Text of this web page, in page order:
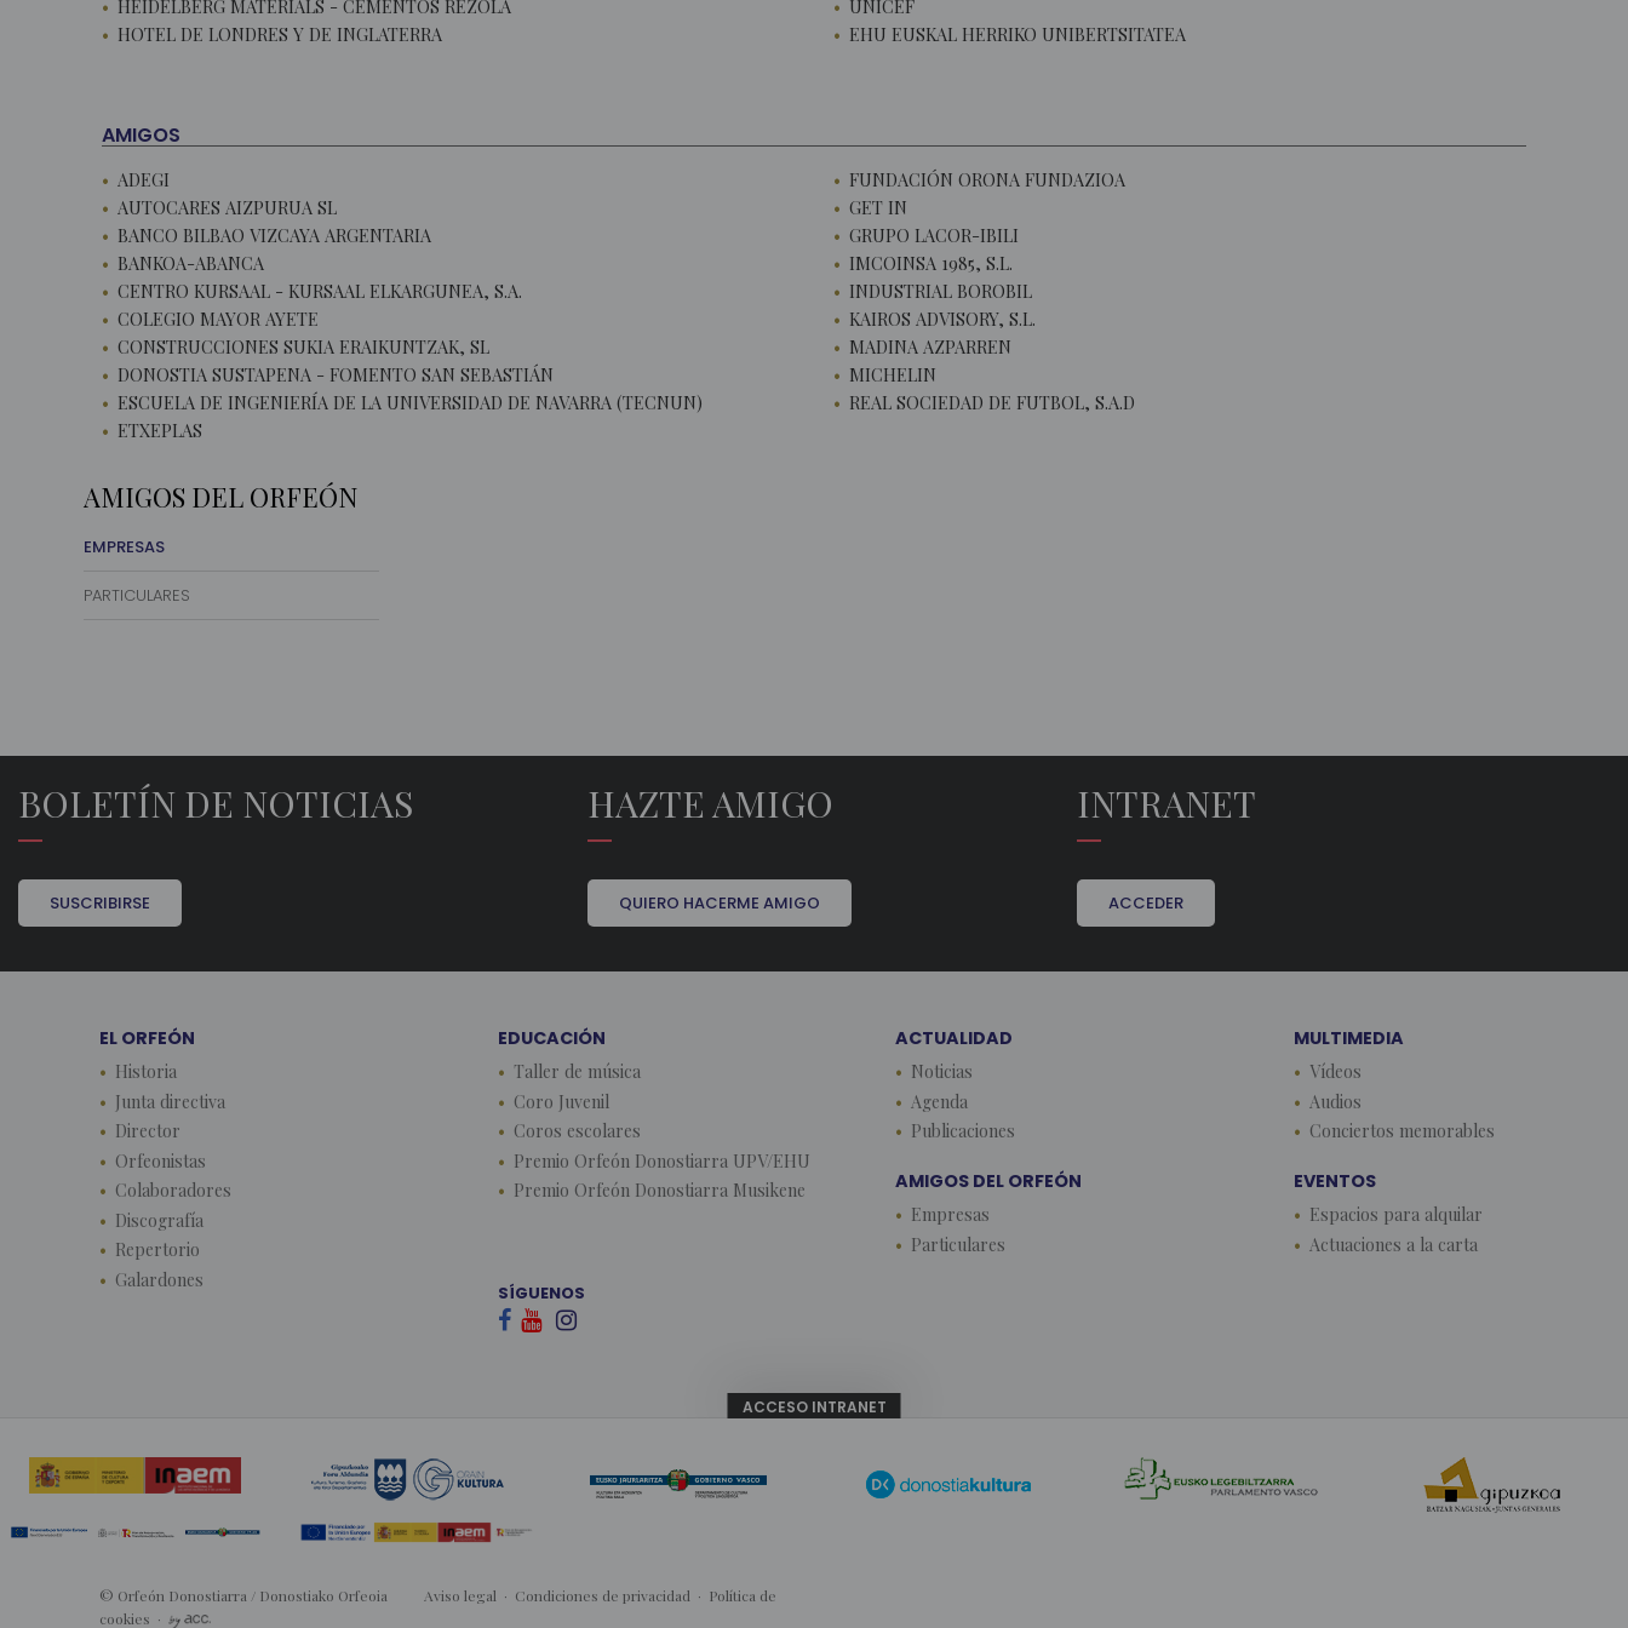
HEIDELBERG MATERIALS - CEMENTOS REZOLA
HOTEL DE LONDRES Y DE INGLATERRA
UNICEF
EHU EUSKAL HERRIKO UNIBERTSITATEA
AMIGOS
ADEGI
AUTOCARES AIZPURUA SL
BANCO BILBAO VIZCAYA ARGENTARIA
BANKOA-ABANCA
CENTRO KURSAAL - KURSAAL ELKARGUNEA, S.A.
COLEGIO MAYOR AYETE
CONSTRUCCIONES SUKIA ERAIKUNTZAK, SL
DONOSTIA SUSTAPENA - FOMENTO SAN SEBASTIÁN
ESCUELA DE INGENIERÍA DE LA UNIVERSIDAD DE NAVARRA (TECNUN)
ETXEPLAS
FUNDACIÓN ORONA FUNDAZIOA
GET IN
GRUPO LACOR-IBILI
IMCOINSA 1985, S.L.
INDUSTRIAL BOROBIL
KAIROS ADVISORY, S.L.
MADINA AZPARREN
MICHELIN
REAL SOCIEDAD DE FUTBOL, S.A.D
AMIGOS DEL ORFEÓN
EMPRESAS
PARTICULARES
BOLETÍN DE NOTICIAS
SUSCRIBIRSE
HAZTE AMIGO
QUIERO HACERME AMIGO
INTRANET
ACCEDER
EL ORFEÓN
Historia
Junta directiva
Director
Orfeonistas
Colaboradores
Discografía
Repertorio
Galardones
EDUCACIÓN
Taller de música
Coro Juvenil
Coros escolares
Premio Orfeón Donostiarra UPV/EHU
Premio Orfeón Donostiarra Musikene
ACTUALIDAD
Noticias
Agenda
Publicaciones
MULTIMEDIA
Vídeos
Audios
Conciertos memorables
AMIGOS DEL ORFEÓN
Empresas
Particulares
EVENTOS
Espacios para alquilar
Actuaciones a la carta
SÍGUENOS
  
© Orfeón Donostiarra / Donostiako Orfeoia Aviso legal · Condiciones de privacidad · Política de
cookies ·
ACCESO INTRANET